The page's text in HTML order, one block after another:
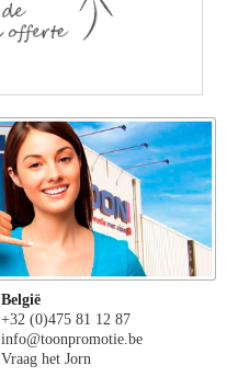
België
+32 (0)475 81 12 87
info@toonpromotie.be
Vraag het Jorn